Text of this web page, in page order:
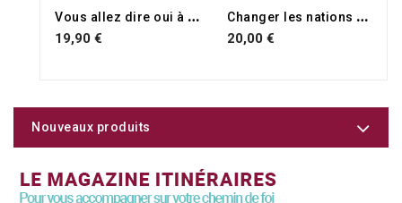
V
ous allez dire oui à qui ?
19,90 €
C
hanger les nations grâce aux maisons de prière
20,00 €
Nouveaux produits